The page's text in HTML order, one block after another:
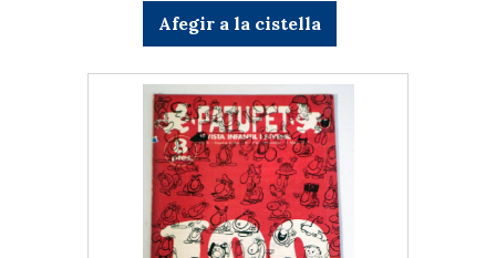
Afegir a la cistella